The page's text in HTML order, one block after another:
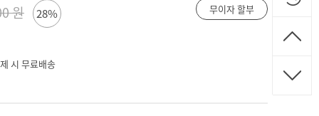
원 28% 무이자 할부
시 무료배송